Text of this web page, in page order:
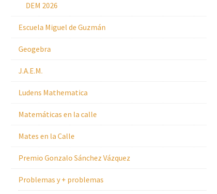
DEM 2026
Escuela Miguel de Guzmán
Geogebra
J.A.E.M.
Ludens Mathematica
Matemáticas en la calle
Mates en la Calle
Premio Gonzalo Sánchez Vázquez
Problemas y + problemas